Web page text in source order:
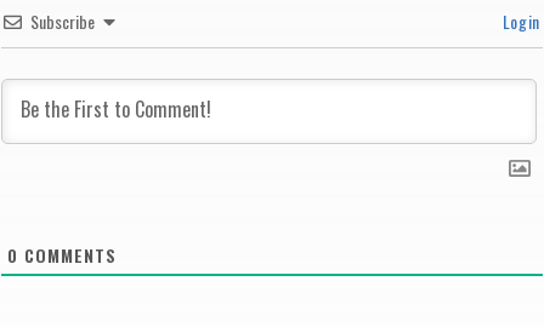
Subscribe Login
0 COMMENTS